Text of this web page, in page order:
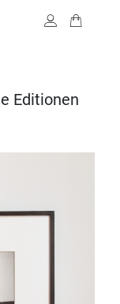
Editionen